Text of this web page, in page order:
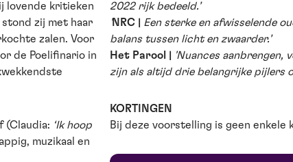
lovende kritieken
zij met haar
zalen. Voor
de Poelifinario in
(Claudia: ‘Ik hoop
muzikaal en
2022 rijk bedeeld.’
NRC | Een sterke en afwisselende
balans tussen licht en zwaarder.’
Het Parool |
'Nuances aanbrengen,
zijn als altijd drie belangrijke pijlers
KORTINGEN
Bij deze voorstelling is geen enkele